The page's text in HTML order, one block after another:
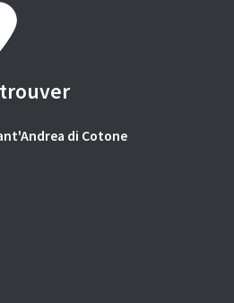
di Cotone